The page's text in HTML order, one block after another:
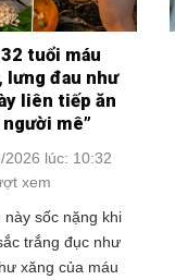
tuổi máu
lưng đau như
liên tiếp ăn
mê”
lúc: 10:32
xem
sốc nặng khi
trắng đục như
xăng của máu